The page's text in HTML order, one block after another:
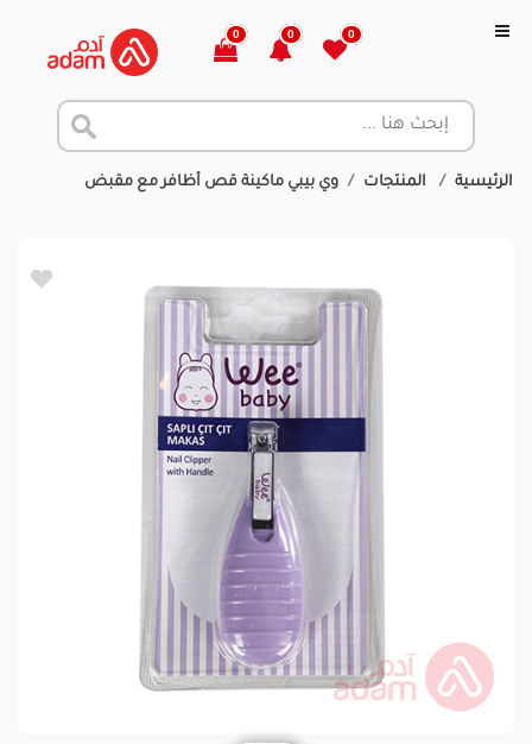
0
0
0
الرئيسية المنتجات وي بيبي ماكينة قص أظافر مع مقبض